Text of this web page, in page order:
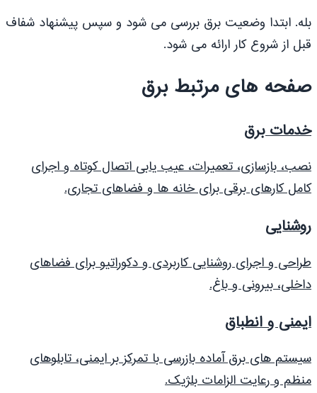
بله. ابتدا وضعیت برق بررسی می شود و سپس پیشنهاد شفاف
قبل از شروع کار ارائه می شود.
صفحه های مرتبط برق
خدمات برق
نصب، بازسازی، تعمیرات، عیب یابی اتصال کوتاه و اجرای
کامل کارهای برقی برای خانه ها و فضاهای تجاری.
روشنایی
طراحی و اجرای روشنایی کاربردی و دکوراتیو برای فضاهای
داخلی، بیرونی و باغ.
ایمنی و انطباق
سیستم های برق آماده بازرسی با تمرکز بر ایمنی، تابلوهای
منظم و رعایت الزامات بلژیک.